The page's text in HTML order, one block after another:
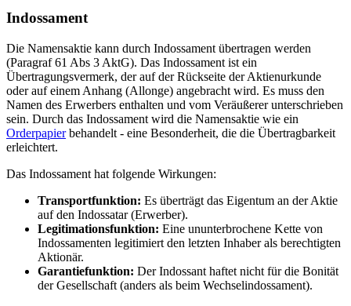
Indossament
Die Namensaktie kann durch Indossament übertragen werden
(Paragraf 61 Abs 3 AktG). Das Indossament ist ein
Übertragungsvermerk, der auf der Rückseite der Aktienurkunde
oder auf einem Anhang (Allonge) angebracht wird. Es muss den
Namen des Erwerbers enthalten und vom Veräußerer unterschrieben
sein. Durch das Indossament wird die Namensaktie wie ein
Orderpapierbehandelt - eine Besonderheit, die die Übertragbarkeit
erleichtert.
Das Indossament hat folgende Wirkungen:
Transportfunktion: Es überträgt das Eigentum an der Aktie
auf den Indossatar (Erwerber).
Legitimationsfunktion: Eine ununterbrochene Kette von
Indossamenten legitimiert den letzten Inhaber als berechtigten
Aktionär.
Garantiefunktion: Der Indossant haftet nicht für die Bonität
der Gesellschaft (anders als beim Wechselindossament).